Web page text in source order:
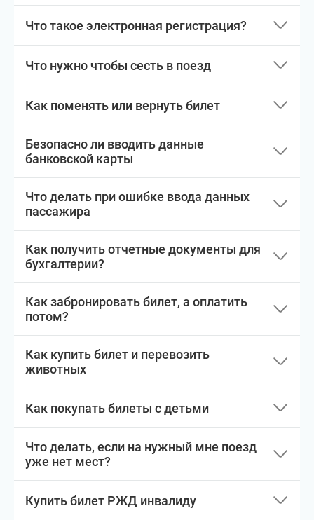
Что такое электронная регистрация?
Что нужно чтобы сесть в поезд
Как поменять или вернуть билет
Безопасно ли вводить данные
банковской карты
Что делать при ошибке ввода данных
пассажира
Как получить отчетные документы для
бухгалтерии?
Как забронировать билет, а оплатить
потом?
Как купить билет и перевозить
животных
Как покупать билеты с детьми
Что делать, если на нужный мне поезд
уже нет мест?
Купить билет РЖД инвалиду